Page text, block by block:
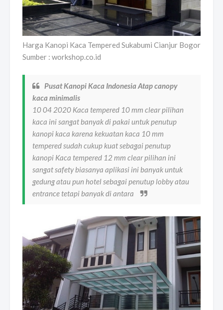
Harga Kanopi Kaca Tempered Sukabumi Cianjur Bogor
Sumber : workshop.co.id
Pusat Kanopi Kaca Indonesia Atap canopy
kaca minimalis
10 04 2020 Kaca tempered 10 mm clear pilihan
kaca ini sangat banyak di pakai untuk penutup
kanopi kaca karena kekuatan kaca 10 mm
tempered sudah cukup kuat sebagai penutup
kanopi Kaca tempered 12 mm clear pilihan ini
sangat safety biasanya aplikasi ini banyak untuk
gedung atau pun hotel sebagai penutup lobby atau
entrance tetapi banyak di antara